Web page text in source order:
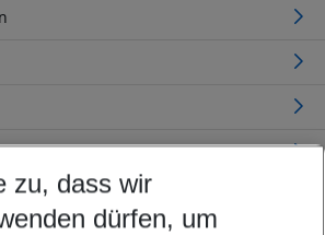
zu, dass wir
dürfen, um